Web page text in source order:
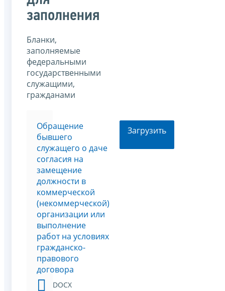
заполнения
Бланки,
заполняемые
федеральными
государственными
служащими,
гражданами
Обращение
бывшего
служащего о даче
согласия на
замещение
должности в
коммерческой
(некоммерческой)
организации или
выполнение
работ на условиях
гражданско-
правового
договора
DOCX
Загрузить